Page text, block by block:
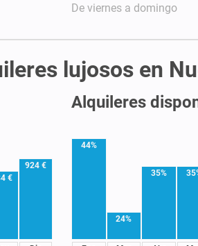
De viernes a domingo
lujosos en
€
924 €
Alquileres
44%
24%
35%